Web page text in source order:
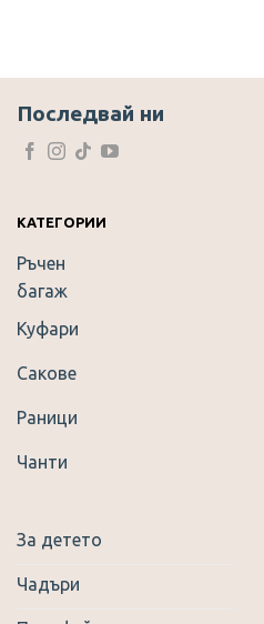
Последвай ни
КАТЕГОРИИ
Ръчен
багаж
Куфари
Сакове
Раници
Чанти
За детето
Чадъри